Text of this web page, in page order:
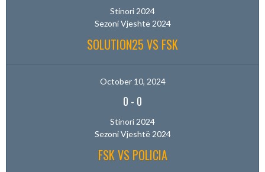
Stinori 2024
Sezoni Vjeshtë 2024
SOLUTION25 VS FSK
October 10, 2024
0 - 0
Stinori 2024
Sezoni Vjeshtë 2024
FSK VS POLICIA